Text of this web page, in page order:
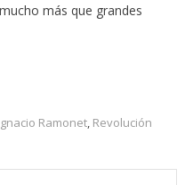
más que grandes
Ramonet, Revolución